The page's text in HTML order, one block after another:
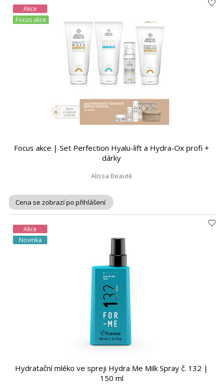
Akce
Focus akce
Focus akce | Set Perfection Hyalu-lift a Hydra-Ox profi +
dárky
Alissa Beauté
Cena se zobrazí po přihlášení
Akce
Novinka
Hydratační mléko ve spreji Hydra Me Milk Spray č. 132 |
150 ml